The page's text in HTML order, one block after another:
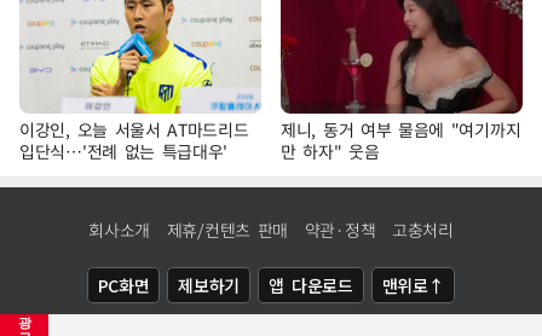
광
이강인, 오늘 서울서 AT마드리드
입단식…'전례 없는 특급대우'
제니, 동거 여부 물음에 "여기까지
만 하자" 웃음
회사소개 제휴/컨텐츠 판매 약관·정책 고충처리
PC화면 제보하기 앱 다운로드 맨위로↑